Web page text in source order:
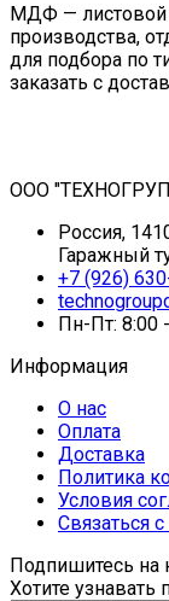
МДФ — листовой
производства,
для подбора по
заказать с
ООО
Россия,
Гаражный
+7 (926)
Пн-Пт: 8:00
Информация
О нас
Оплата
Доставка
Политика
Условия
Связаться
Подпишитесь на
Хотите